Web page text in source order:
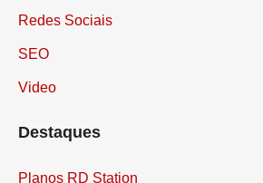
Redes Sociais
SEO
Video
Destaques
Planos RD Station